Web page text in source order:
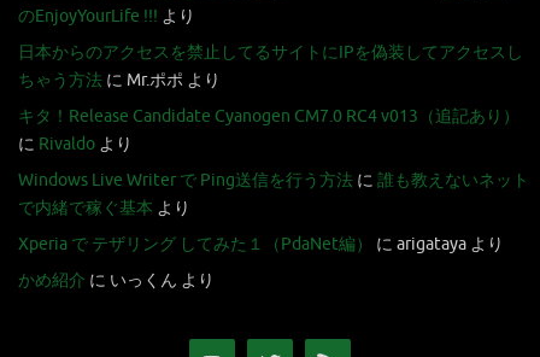
のEnjoyYourLife !!! より
日本からのアクセスを禁止してるサイトにIPを偽装してアクセスし
ちゃう方法 に Mr.ポポ より
キタ！Release Candidate Cyanogen CM7.0 RC4 v013（追記あり）
に Rivaldo より
Windows Live Writer で Ping送信を行う方法 に 誰も教えないネット
で内緒で稼ぐ基本 より
Xperia で テザリング してみた１（PdaNet編）
に arigataya より
かめ紹介 に いっくん より